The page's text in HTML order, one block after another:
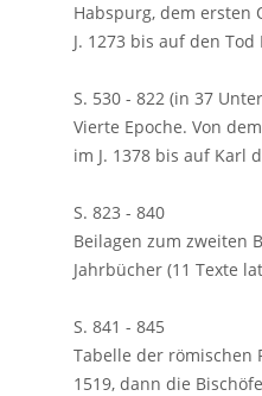
Habspurg, dem ersten
J. 1273 bis auf den
S. 530 - 822 (in 37
Vierte Epoche. Von
im J. 1378 bis auf Karl
S. 823 - 840
Beilagen zum zweiten
Jahrbücher (11 Texte
S. 841 - 845
Tabelle der römischen
1519, dann die